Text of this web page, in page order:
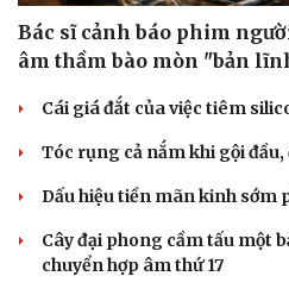
Bác sĩ cảnh báo phim
âm thầm bào mòn "bản
Cái giá đắt của việc tiêm
Tóc rụng cả nắm khi gội
Dấu hiệu tiền mãn kinh sớm
Cây đại phong cầm tấu một
chuyển hợp âm thứ 17